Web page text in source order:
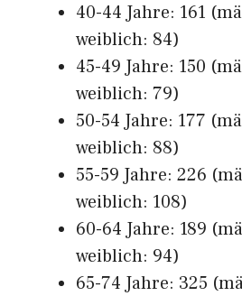
40-44 Jahre: 161
weiblich: 84)
45-49 Jahre: 150
weiblich: 79)
50-54 Jahre: 177
weiblich: 88)
55-59 Jahre: 226
weiblich: 108)
60-64 Jahre: 189
weiblich: 94)
65-74 Jahre: 325